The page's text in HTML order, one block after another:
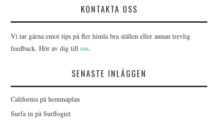
KONTAKTA OSS
Vi tar gärna emot tips på fler himla bra ställen eller annan trevlig
feedback. Hör av dig tilloss.
SENASTE INLÄGGEN
California på hemmaplan
Surfa in på Surflogiet